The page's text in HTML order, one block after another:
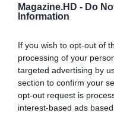
Magazine.HD - Do
Information
If you wish to opt-out of
processing of your
targeted advertising by
section to confirm your
opt-out request is
interest-based ads